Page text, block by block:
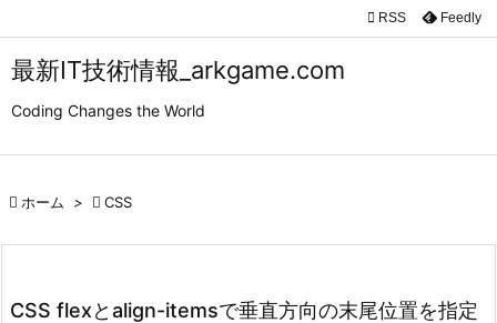
最新IT技術情報_arkgame.com
Coding Changes the World


検索
 RSS Feedly
 ホーム >  CSS
CSS flexとalign-itemsで垂直方向の末尾位置を指定